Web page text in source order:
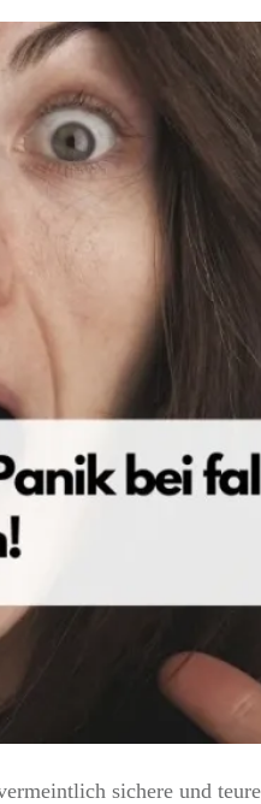
sichere und